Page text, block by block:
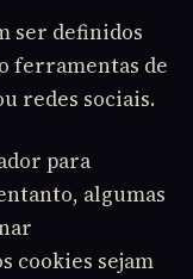
ser definidos
ferramentas de
redes sociais.
para
algumas
cookies sejam